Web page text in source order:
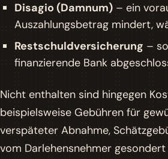
Disagio (Damnum)– ein
Auszahlungsbetrag mindert,
Restschuldversicherung–
finanzierende Bank
Nicht enthalten sind hingegen
beispielsweise Gebühren für
verspäteter Abnahme,
vom Darlehensnehmer